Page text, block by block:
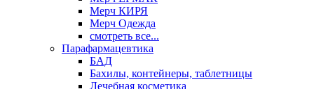
Мерч КИРЯ
Мерч Одежда
смотреть все...
Парафармацевтика
БАД
Бахилы, контейнеры, таблетницы
Лечебная косметика